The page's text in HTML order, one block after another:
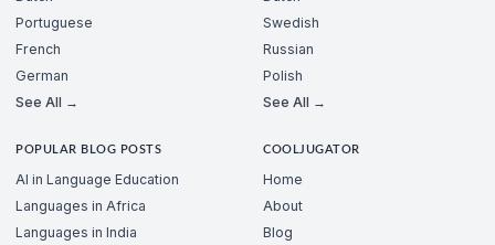
Portuguese
French
German
See All →
Swedish
Russian
Polish
See All →
POPULAR BLOG POSTS
AI in Language Education
Languages in Africa
Languages in India
COOLJUGATOR
Home
About
Blog